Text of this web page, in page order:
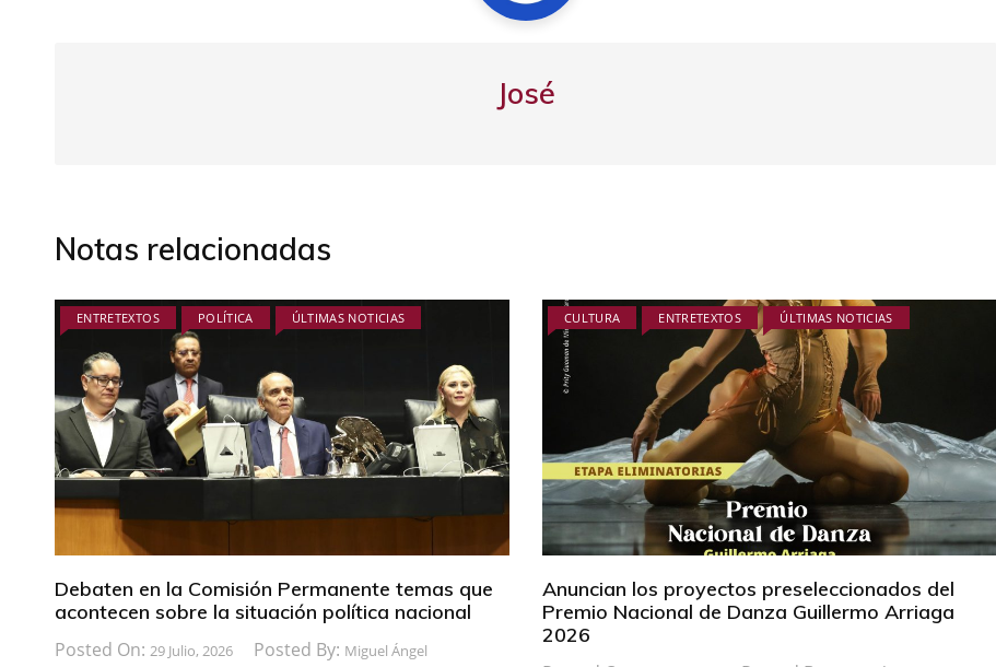
José
Notas relacionadas
ENTRETEXTOS POLÍTICA ÚLTIMAS NOTICIAS
Debaten en la Comisión Permanente temas que
acontecen sobre la situación política nacional
Posted On: 29 Julio, 2026 Posted By: Miguel Ángel
CULTURA ENTRETEXTOS ÚLTIMAS NOTICIAS
Anuncian los proyectos preseleccionados del
Premio Nacional de Danza Guillermo Arriaga
2026